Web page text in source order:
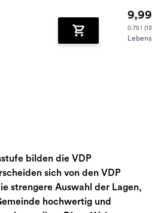
Zum Warenkorb
9,99
0.75 l
bilden die VDP
sich von den VDP
strengere Auswahl der Lagen,
hochwertig und